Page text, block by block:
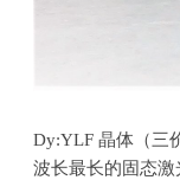
Dy:YLF 晶体（三
波长最长的固态